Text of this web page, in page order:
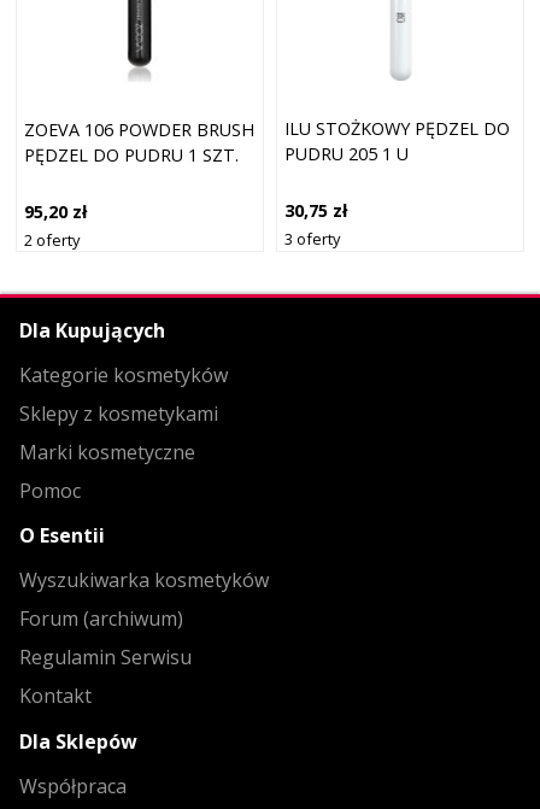
ZOEVA 106 POWDER BRUSH
PĘDZEL DO PUDRU 1 SZT.
95,20 zł
2 oferty
ILU STOŻKOWY PĘDZEL DO
PUDRU 205 1 U
30,75 zł
3 oferty
Dla Kupujących
Kategorie kosmetyków
Sklepy z kosmetykami
Marki kosmetyczne
Pomoc
O Esentii
Wyszukiwarka kosmetyków
Forum (archiwum)
Regulamin Serwisu
Kontakt
Dla Sklepów
Współpraca